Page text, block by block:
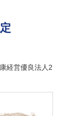
経営優良法人2